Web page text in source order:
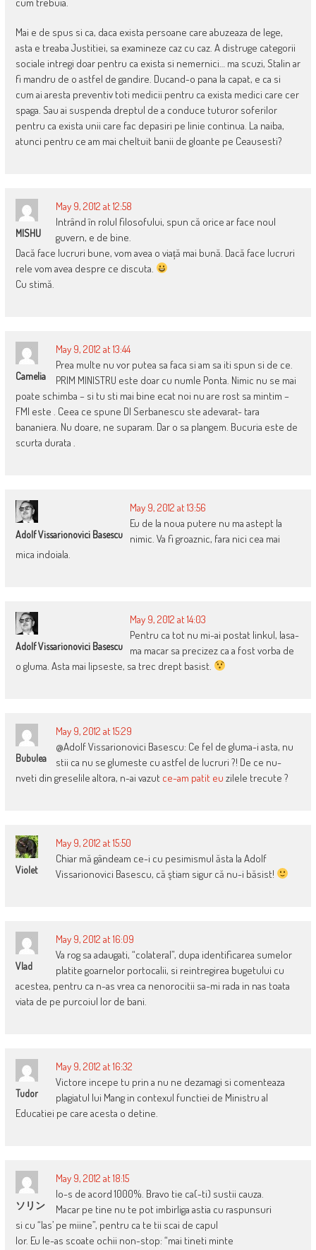
Mai e de spus si ca, daca exista persoane care abuzeaza de lege,
asta e treaba Justitiei, sa examineze caz cu caz. A distruge categorii
sociale intregi doar pentru ca exista si nemernici… ma scuzi, Stalin ar
fi mandru de o astfel de gandire. Ducand-o pana la capat, e ca si
cum ai aresta preventiv toti medicii pentru ca exista medici care cer
spaga. Sau ai suspenda dreptul de a conduce tuturor soferilor
pentru ca exista unii care fac depasiri pe linie continua. La naiba,
atunci pentru ce am mai cheltuit banii de gloante pe Ceausesti?
MISHU
May 9, 2012 at 12:58
Intrând în rolul filosofului, spun că orice ar face noul
guvern, e de bine.
Dacă face lucruri bune, vom avea o viață mai bună. Dacă face lucruri
rele vom avea despre ce discuta.
Cu stimă.
Camelia
May 9, 2012 at 13:44
Prea multe nu vor putea sa faca si am sa iti spun si de ce.
PRIM MINISTRU este doar cu numle Ponta. Nimic nu se mai
poate schimba – si tu sti mai bine ecat noi nu are rost sa mintim –
FMI este . Ceea ce spune Dl Serbanescu ste adevarat- tara
bananiera. Nu doare, ne suparam. Dar o sa plangem. Bucuria este de
scurta durata .
Adolf Vissarionovici Basescu
May 9, 2012 at 13:56
Eu de la noua putere nu ma astept la
nimic. Va fi groaznic, fara nici cea mai
mica indoiala.
Adolf Vissarionovici Basescu
May 9, 2012 at 14:03
Pentru ca tot nu mi-ai postat linkul, lasa-
ma macar sa precizez ca a fost vorba de
o gluma. Asta mai lipseste, sa trec drept basist.
Bubulea
May 9, 2012 at 15:29
@Adolf Vissarionovici Basescu: Ce fel de gluma-i asta, nu
stii ca nu se glumeste cu astfel de lucruri ?! De ce nu-
nveti din greselile altora, n-ai vazut ce-am patit eu zilele trecute ?
Violet
May 9, 2012 at 15:50
Chiar mă gândeam ce-i cu pesimismul ăsta la Adolf
Vissarionovici Basescu, că ştiam sigur că nu-i băsist!
Vlad
May 9, 2012 at 16:09
Va rog sa adaugati, “colateral”, dupa identificarea sumelor
platite goarnelor portocalii, si reintregirea bugetului cu
acestea, pentru ca n-as vrea ca nenorocitii sa-mi rada in nas toata
viata de pe purcoiul lor de bani.
Tudor
May 9, 2012 at 16:32
Victore incepe tu prin a nu ne dezamagi si comenteaza
plagiatul lui Mang in contexul functiei de Ministru al
Educatiei pe care acesta o detine.
ソリン
May 9, 2012 at 18:15
Io-s de acord 1000%. Bravo tie ca(-ti) sustii cauza.
Macar pe tine nu te pot imbirliga astia cu raspunsuri
si cu “las’ pe miine”, pentru ca te tii scai de capul
lor. Eu le-as scoate ochii non-stop: “mai tineti minte